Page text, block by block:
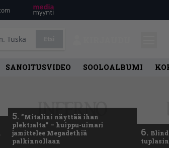
SANOITUSVIDEO SOOLOALBUMI
5. ”Mitalini näyttää ihan
plektralta” – huippu-uimari
jamittelee Megadethiä
palkinnollaan
6.